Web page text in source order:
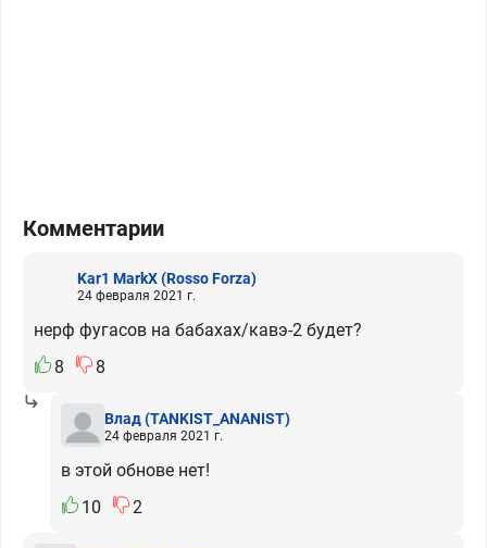
Комментарии
Kar1 MarkX(Rosso Forza)
24 февраля 2021 г.
нерф фугасов на бабахах/кавэ-2 будет?
8
8
Влад(TANKIST_ANANIST)
24 февраля 2021 г.
в этой обнове нет!
10
2